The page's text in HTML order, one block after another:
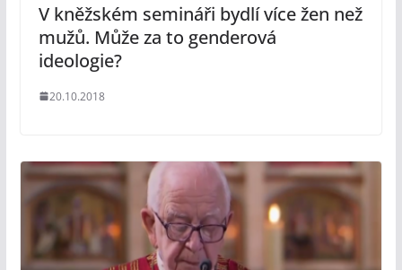
V kněžském semináři bydlí více žen než
mužů. Může za to genderová
ideologie?
20.10.2018